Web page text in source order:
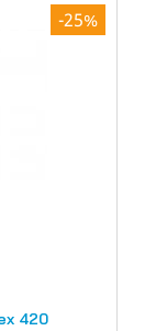
-25%
420